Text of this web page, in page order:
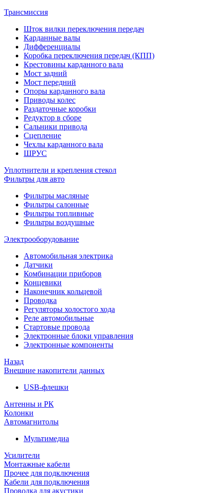
Трансмиссия
Шток вилки переключения передач
Карданные валы
Дифференциалы
Коробка переключения передач (КПП)
Крестовины карданного вала
Мост задний
Мост передний
Опоры карданного вала
Приводы колес
Раздаточные коробки
Редуктор в сборе
Сальники привода
Сцепление
Чехлы карданного вала
ШРУС
Уплотнители и крепления стекол
Фильтры для авто
Фильтры масляные
Фильтры салонные
Фильтры топливные
Фильтры воздушные
Электрооборудование
Автомобильная электрика
Датчики
Комбинации приборов
Концевики
Наконечник кольцевой
Проводка
Регуляторы холостого хода
Реле автомобильные
Стартовые провода
Электронные блоки управления
Электронные компоненты
Назад
Внешние накопители данных
USB-флешки
Антенны и РК
Колонки
Автомагнитолы
Мультимедиа
Усилители
Монтажные кабели
Прочее для подключения
Кабели для подключения
Проводка для акустики